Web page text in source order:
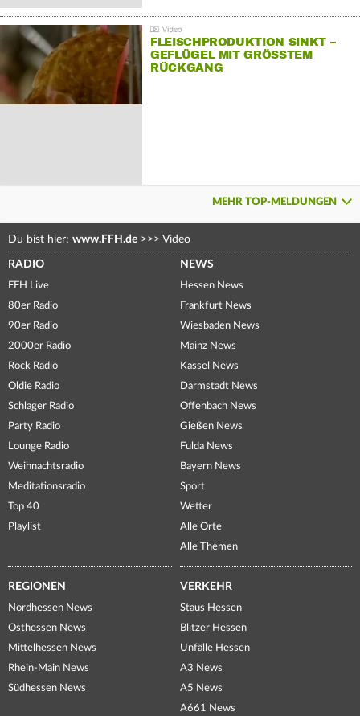
FLEISCHPRODUKTION SINKT –
GEFLÜGEL MIT GRÖSSTEM R
ÜCKGANG
MEHR TOP-MELDUNGEN
Du bist hier: www.FFH.de >>> Video
RADIO
FFH Live
80er Radio
90er Radio
2000er Radio
Rock Radio
Oldie Radio
Schlager Radio
Party Radio
Lounge Radio
Weihnachtsradio
Meditationsradio
Top 40
Playlist
NEWS
Hessen News
Frankfurt News
Wiesbaden News
Mainz News
Kassel News
Darmstadt News
Offenbach News
Gießen News
Fulda News
Bayern News
Sport
Wetter
Alle Orte
Alle Themen
REGIONEN
Nordhessen News
Osthessen News
Mittelhessen News
Rhein-Main News
Südhessen News
VERKEHR
Staus Hessen
Blitzer Hessen
Unfälle Hessen
A3 News
A5 News
A661 News